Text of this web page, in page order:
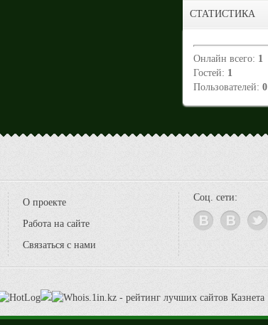
СТАТИСТИКА
Онлайн всего: 1
Гостей: 1
Пользователей: 0
О проекте
Работа на сайте
Связаться с нами
Соц. сети: